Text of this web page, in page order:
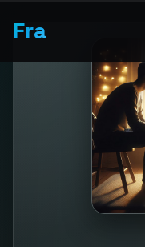
Fra